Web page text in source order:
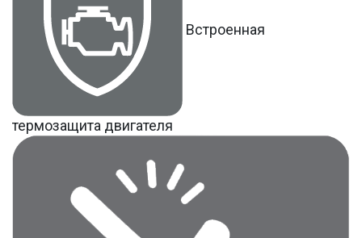
Встроенная
термозащита двигателя